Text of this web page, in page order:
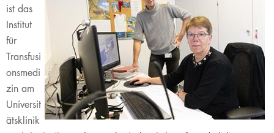
ist das
Institut
für
Transfusi
onsmedi
zin am
Universit
ätsklinik